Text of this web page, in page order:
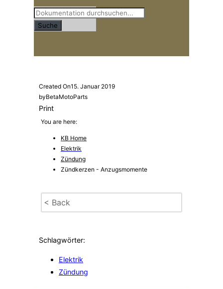
Suche
Created On15. Januar 2019
byBetaMotoParts
Print
You are here:
KB Home
Elektrik
Zündung
Zündkerzen - Anzugsmomente
< Back
Schlagwörter:
Elektrik
Zündung